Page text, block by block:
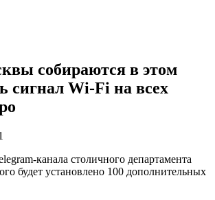
собираются в этом
сигнал Wi-Fi на всех
канала столичного департамента
будет установлено 100 дополнительных